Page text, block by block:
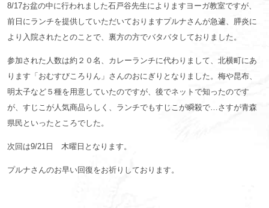
8/17お盆の中に行われました石戸谷先生によりますヨーガ教室ですが、
前日にランチを提供していただいておりますプルナさんが急遽、膵炎に
より入院されたとのことで、裏方の方でバタバタしておりました。
参加された人数は約２０名、カレーランチに代わりまして、北横町にあ
ります「おむすびころりん」さんのおにぎりとなりました。梅や昆布、
明太子など５種を用意していたのですが、後でネットで知ったのです
が、すじこが人気商品らしく、ランチでもすじこが瞬殺で…さすが青森
県民といったところでした。
次回は9/21日 木曜日となります。
プルナさんのお早い回復をお祈りしております。